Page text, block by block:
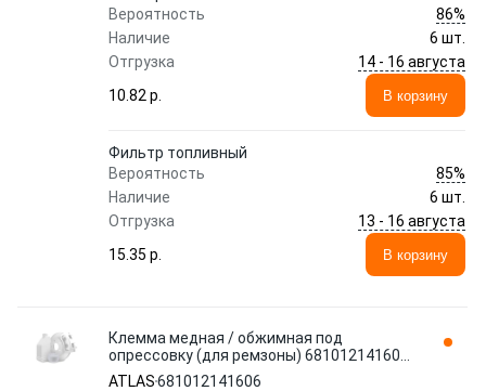
Вероятность
86%
Наличие
6 шт.
Отгрузка
14 - 16 августа
10.82 p.
В корзину
Фильтр топливный
Вероятность
85%
Наличие
6 шт.
Отгрузка
13 - 16 августа
15.35 p.
В корзину
Клемма медная / обжимная под
опрессовку (для ремзоны) 681012141606
ATLAS
ATLAS681012141606